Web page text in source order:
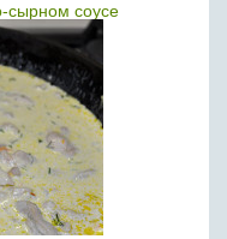
сырном соусе